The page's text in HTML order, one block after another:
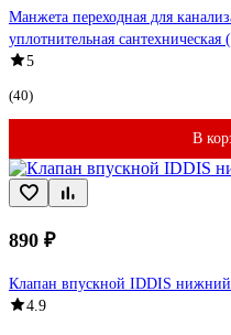
Манжета переходная для
уплотнительная
5
(40)
В
890 ₽
Клапан впускной IDDIS
4.9